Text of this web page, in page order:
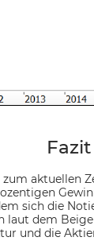
Fazit
aktuellen
sich die
laut dem
und die